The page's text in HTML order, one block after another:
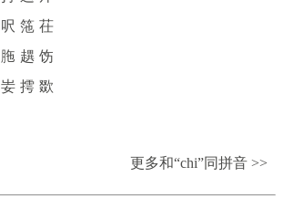
呎 筂 茌
胣 趩 饬
妛 摴 欼
更多和“chi”同拼音 >>